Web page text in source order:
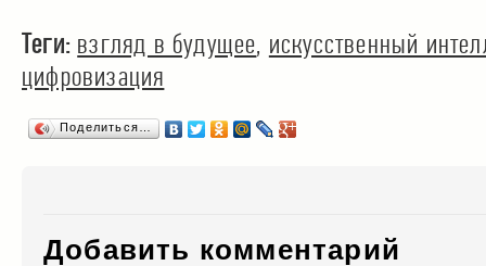
Теги: взгляд в будущее, искусственный
цифровизация
Поделиться…
Добавить комментарий